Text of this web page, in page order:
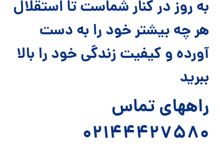
به روز در کنار شماست تا استقلال
هر چه بیشتر خود را به دست
آورده و کیفیت زندگی خود را بالا
ببرید
راههای تماس